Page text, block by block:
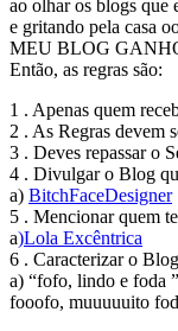
ao olhar os blogs que
e gritando pela
MEU BLOG
Então, as regras são:
1 . Apenas quem
2 . As Regras devem
3 . Deves repassar o
4 . Divulgar o Blog
a) BitchFaceDesigner
5 . Mencionar quem
a)Lola Excêntrica
6 . Caracterizar o
a) “fofo, lindo e foda
fooofo, muuuuuito